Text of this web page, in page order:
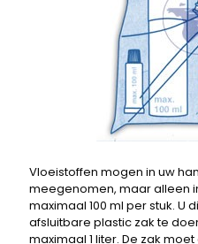
Vloeistoffen mogen in uw
meegenomen, maar alleen
maximaal 100 ml per stuk. U
afsluitbare plastic zak te
maximaal 1 liter. De zak